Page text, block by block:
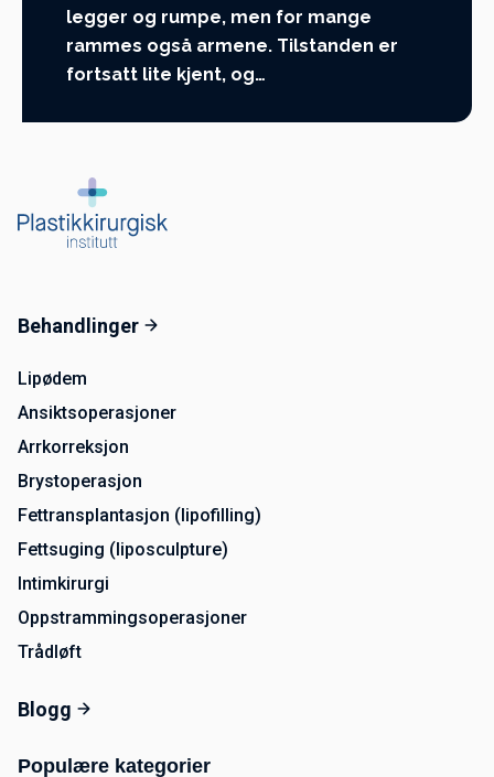
legger og rumpe, men for mange
rammes også armene. Tilstanden er
fortsatt lite kjent, og…
Behandlinger
Lipødem
Ansiktsoperasjoner
Arrkorreksjon
Brystoperasjon
Fettransplantasjon (lipofilling)
Fettsuging (liposculpture)
Intimkirurgi
Oppstrammingsoperasjoner
Trådløft
Blogg
Populære kategorier